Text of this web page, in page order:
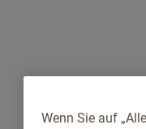
Wenn Sie auf